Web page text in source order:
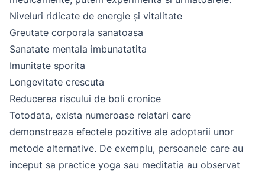
Niveluri ridicate de energie și vitalitate
Greutate corporala sanatoasa
Sanatate mentala imbunatatita
Imunitate sporita
Longevitate crescuta
Reducerea riscului de boli cronice
Totodata, exista numeroase relatari care
demonstreaza efectele pozitive ale adoptarii unor
metode alternative. De exemplu, persoanele care au
inceput sa practice yoga sau meditatia au observat